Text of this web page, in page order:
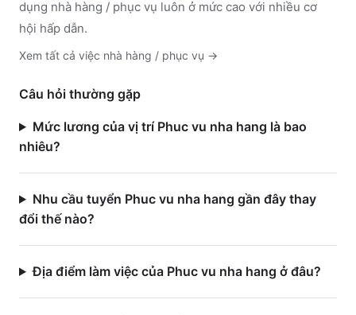
dụng nhà hàng / phục vụ luôn ở mức cao với nhiều cơ
hội hấp dẫn.
Xem tất cả việc nhà hàng / phục vụ →
Câu hỏi thường gặp
Mức lương của vị trí Phuc vu nha hang là bao
nhiêu?
Nhu cầu tuyển Phuc vu nha hang gần đây thay
đổi thế nào?
Địa điểm làm việc của Phuc vu nha hang ở đâu?